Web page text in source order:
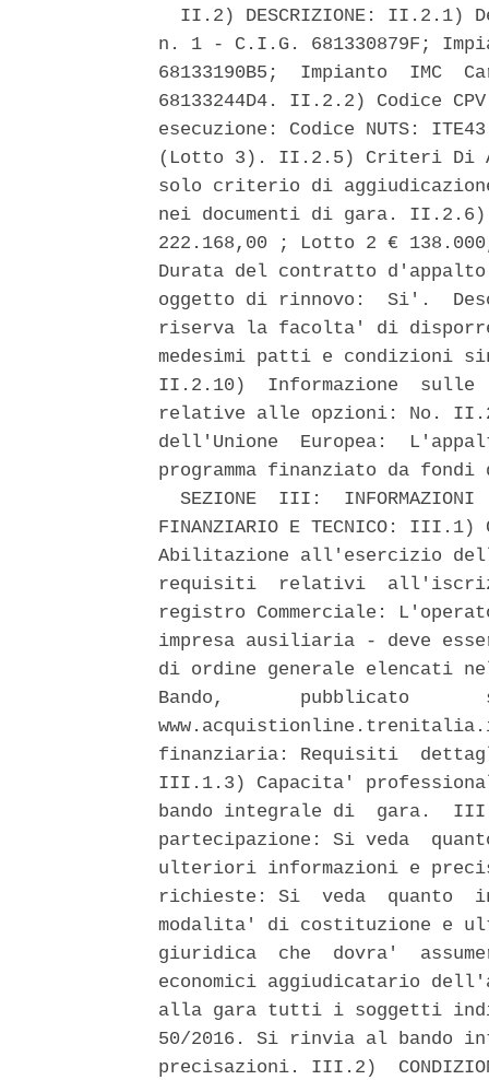
II.2) DESCRIZIONE: II.2.1)
n. 1 - C.I.G. 681330879F;
68133190B5;  Impianto  IMC
68133244D4. II.2.2) Codice
esecuzione: Codice NUTS:
(Lotto 3). II.2.5) Criteri Di
solo criterio di
nei documenti di gara.
222.168,00 ; Lotto 2 €
Durata del contratto
oggetto di rinnovo:  Si'.
riserva la facolta' di
medesimi patti e condizioni
II.2.10)  Informazione
relative alle opzioni: No.
dell'Unione  Europea:
programma finanziato da
SEZIONE  III:  INFORMAZIONI
FINANZIARIO E TECNICO: III.1)
Abilitazione all'esercizio
requisiti  relativi
registro Commerciale:
impresa ausiliaria - deve
di ordine generale elencati
Bando,       pubblicato
finanziaria: Requisiti
III.1.3) Capacita'
bando integrale di  gara.
partecipazione: Si veda
ulteriori informazioni e
richieste: Si  veda  quanto
modalita' di costituzione e
giuridica  che  dovra'
economici aggiudicatario
alla gara tutti i soggetti
50/2016. Si rinvia al bando
precisazioni. III.2)  CONDIZIONI